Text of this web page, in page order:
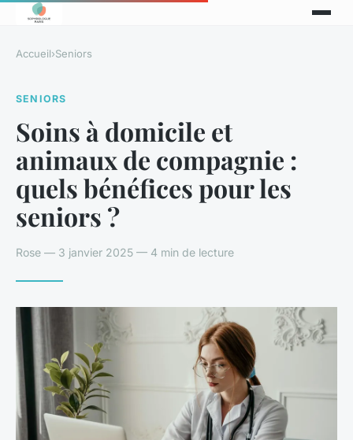
Accueil›Seniors
SENIORS
Soins à domicile et
animaux de compagnie :
quels bénéfices pour les
seniors ?
Rose — 3 janvier 2025 — 4 min de lecture